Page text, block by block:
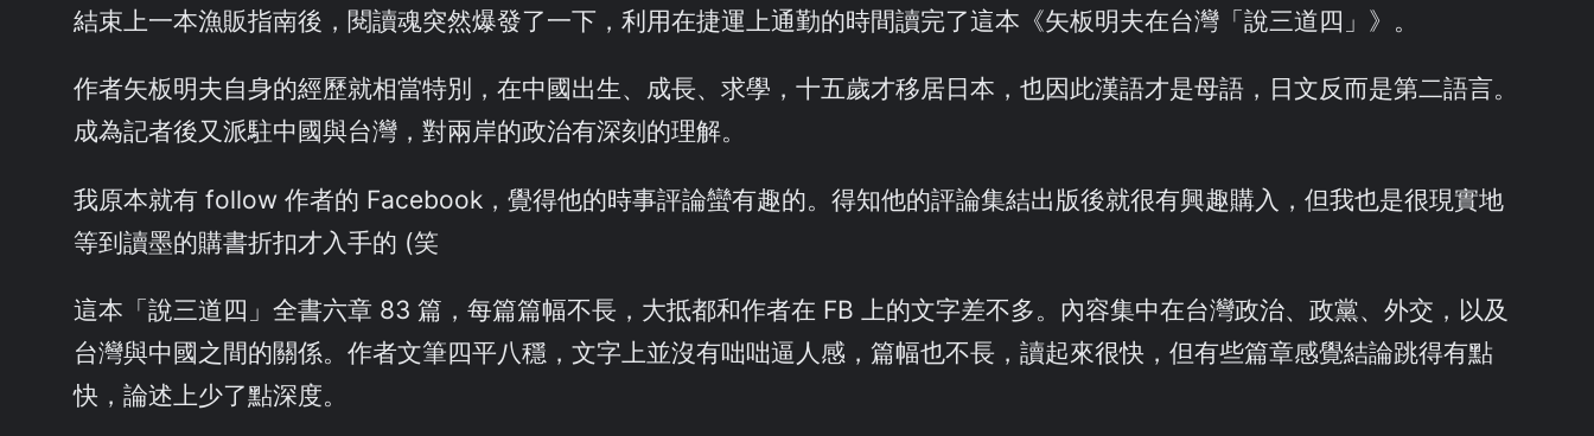
結束上一本漁販指南後，閱讀魂突然爆發了一下，利用在捷運上通勤的時間讀完了這本《矢板明夫在台灣「說三道四」》。
作者矢板明夫自身的經歷就相當特別，在中國出生、成長、求學，十五歲才移居日本，也因此漢語才是母語，日文反而是第二語言。
成為記者後又派駐中國與台灣，對兩岸的政治有深刻的理解。
我原本就有 follow 作者的 Facebook，覺得他的時事評論蠻有趣的。得知他的評論集結出版後就很有興趣購入，但我也是很現實地
等到讀墨的購書折扣才入手的 (笑
這本「說三道四」全書六章 83 篇，每篇篇幅不長，大抵都和作者在 FB 上的文字差不多。內容集中在台灣政治、政黨、外交，以及
台灣與中國之間的關係。作者文筆四平八穩，文字上並沒有咄咄逼人感，篇幅也不長，讀起來很快，但有些篇章感覺結論跳得有點
快，論述上少了點深度。